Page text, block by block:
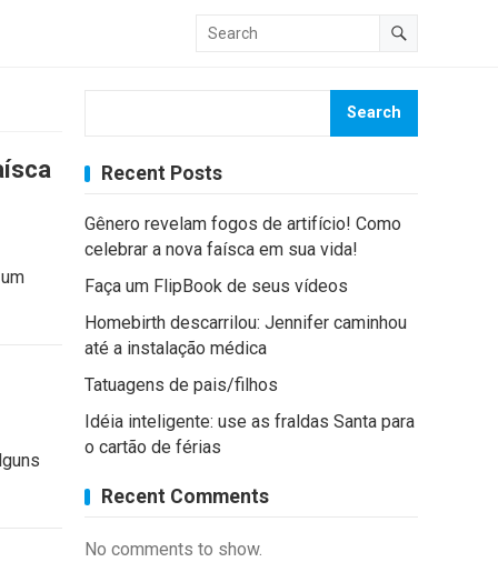
Search
Recent Posts
Gênero revelam fogos de artifício! Como
celebrar a nova faísca em sua vida!
Faça um FlipBook de seus vídeos
Homebirth descarrilou: Jennifer caminhou
até a instalação médica
Tatuagens de pais/filhos
Idéia inteligente: use as fraldas Santa para
o cartão de férias
Recent Comments
No comments to show.